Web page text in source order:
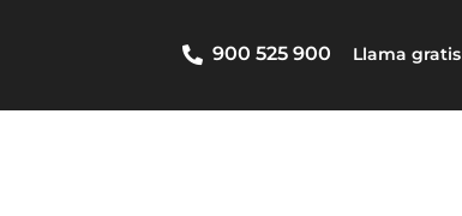
900 525 900 Llama gratis